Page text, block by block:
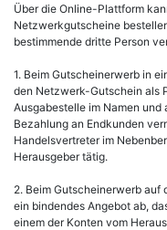
Über die Online-Plattform
Netzwerkgutscheine
bestimmende dritte Person
1. Beim Gutscheinerwerb in
den Netzwerk-Gutschein als
Ausgabestelle im Namen und
Bezahlung an Endkunden
Handelsvertreter im
Herausgeber tätig.
2. Beim Gutscheinerwerb
ein bindendes Angebot ab,
einem der Konten vom